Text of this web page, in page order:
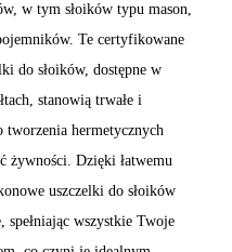
w tym słoików typu mason,
Te certyfikowane
do słoików, dostępne w
stanowią trwałe i
hermetycznych
żywności. Dzięki łatwemu
uszczelki do słoików
spełniając wszystkie Twoje